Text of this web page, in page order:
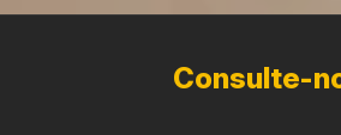
Consulte-